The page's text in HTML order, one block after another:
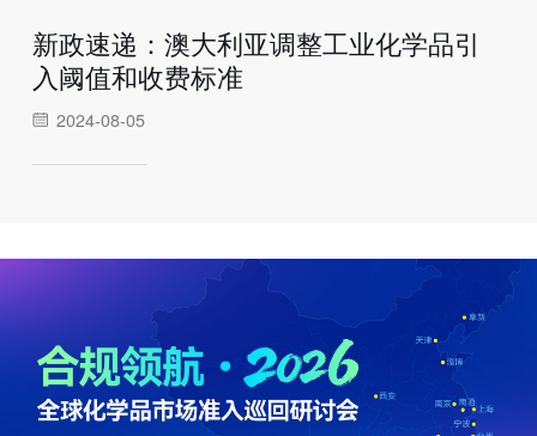
新政速递：澳大利亚调整工业化学品引
入阈值和收费标准
2024-08-05